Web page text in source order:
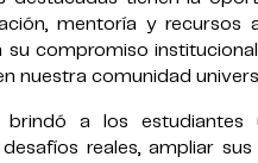
mentoría y recursos
su compromiso
nuestra comunidad
brindó a los
reales, ampliar